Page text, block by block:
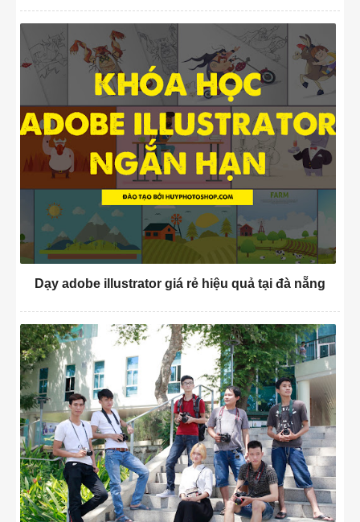
Dạy adobe illustrator giá rẻ hiệu quả tại đà nẵng